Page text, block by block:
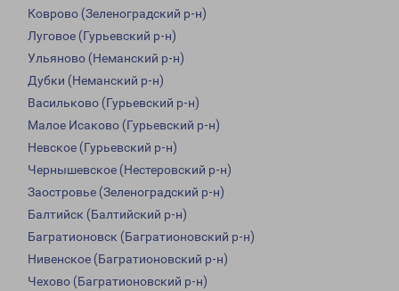
Коврово (Зеленоградский р-н)
Луговое (Гурьевский р-н)
Ульяново (Неманский р-н)
Дубки (Неманский р-н)
Васильково (Гурьевский р-н)
Малое Исаково (Гурьевский р-н)
Невское (Гурьевский р-н)
Чернышевское (Нестеровский р-н)
Заостровье (Зеленоградский р-н)
Балтийск (Балтийский р-н)
Багратионовск (Багратионовский р-н)
Нивенское (Багратионовский р-н)
Чехово (Багратионовский р-н)